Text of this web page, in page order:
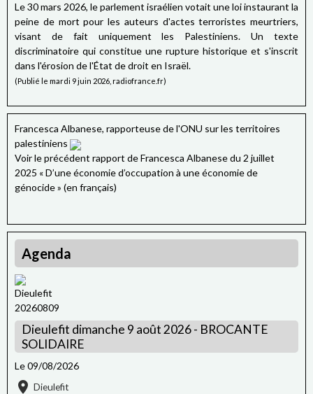
Le 30 mars 2026, le parlement israélien votait une loi instaurant la
peine de mort pour les auteurs d'actes terroristes meurtriers,
visant de fait uniquement les Palestiniens. Un texte
discriminatoire qui constitue une rupture historique et s'inscrit
dans l'érosion de l'État de droit en Israël.
(Publié le mardi 9 juin 2026, radiofrance.fr)
Francesca Albanese, rapporteuse de l'ONU sur les territoires
palestiniens
Voir le précédent rapport de Francesca Albanese du 2 juillet
2025 « D’une économie d’occupation à une économie de
génocide » (en français)
Agenda
Dieulefit dimanche 9 août 2026 - BROCANTE
SOLIDAIRE
Le 09/08/2026
Dieulefit